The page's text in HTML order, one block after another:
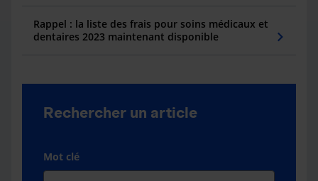
Rappel : la liste des frais pour soins médicaux et
dentaires 2023 maintenant disponible
Rechercher un article
Mot clé